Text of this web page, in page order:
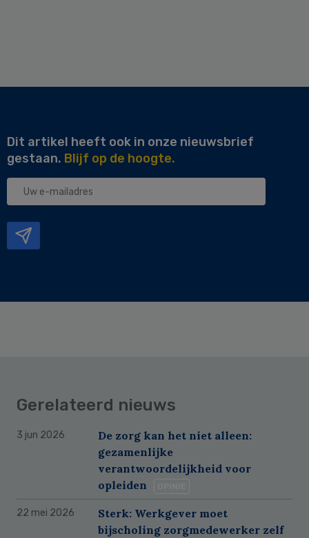
Dit artikel heeft ook in onze nieuwsbrief
gestaan. Blijf op de hoogte.
Uw
Gerelateerd nieuws
3 jun 2026
De zorg kan het niet alleen:
gezamenlijke
verantwoordelijkheid voor
opleiden
22 mei 2026
Sterk: Werkgever moet
bijscholing zorgmedewerker zelf